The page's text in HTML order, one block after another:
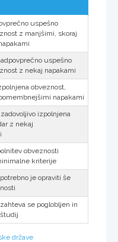
uspešno
z manjšimi, skoraj
uspešno
z nekaj napakami
obveznost,
napakami
izpolnjena
z nekaj
obveznosti
kriterije
je opraviti še
se poglobljen in
države